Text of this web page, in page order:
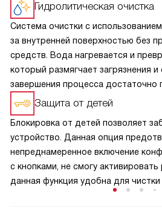
Гидролитическая очистка
Система очистки с
за внутренней поверхностью без
средств. Вода нагревается и
который размягчает загрязнения
завершения процесса достаточно
поверхность мягкой тканью. Такой
поддерживать чистоту с
и сохраняет аккуратный внешний
на протяжении длительного
Защита от детей
Блокировка от детей позволяет
устройство. Данная опция
непреднамеренное включение
с кнопками, не смогу
данная функция удобна для